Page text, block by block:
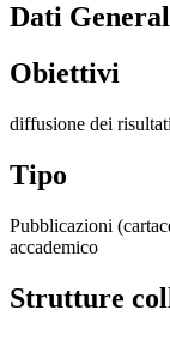
Dati
Obiettivi
diffusione dei
Tipo
Pubblicazioni
accademico
Strutture